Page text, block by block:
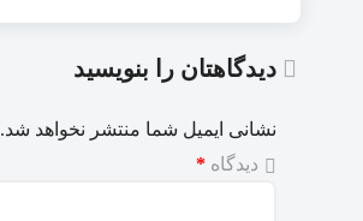
دیدگاهتان را بنویسید
نشانی ایمیل شما منتشر نخواهد شد.
دیدگاه *